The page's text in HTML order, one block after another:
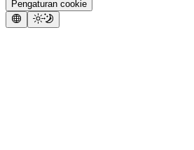
Pengaturan cookie